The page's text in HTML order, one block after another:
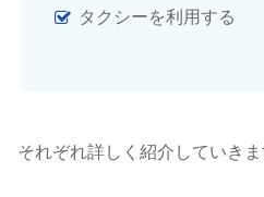
タクシーを利用する
それぞれ詳しく紹介していきま